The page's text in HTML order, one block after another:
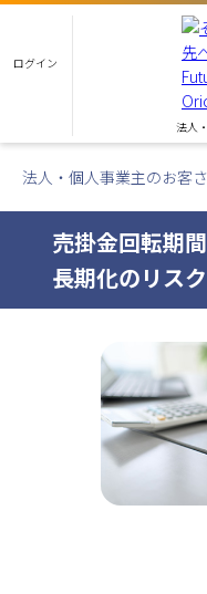
ログイン
法人
法人・個人事業主のお客
売掛金回転期
長期化のリス